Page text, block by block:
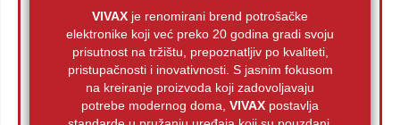
VIVAX je renomirani brend potrošačke
elektronike koji već preko 20 godina gradi svoju
prisutnost na tržištu, prepoznatljiv po kvaliteti,
pristupačnosti i inovativnosti. S jasnim fokusom
na kreiranje proizvoda koji zadovoljavaju
potrebe modernog doma, VIVAX postavlja